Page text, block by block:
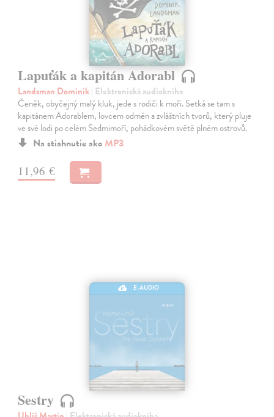
Lapuťák a kapitán Adorabl
Landsman Dominik| Elektronická audiokniha
Čeněk, obyčejný malý kluk, jede s rodiči k moři. Setká se tam s
kapitánem Adorablem, lovcem odměn a zvláštních tvorů, který pluje
ve své lodi po celém Sedmimoří, pohádkovém světě plném ostrovů.
Na stiahnutie ako MP3
11,96 €
E-AUDIO
Sestry